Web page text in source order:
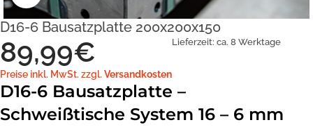
D16-6 Bausatzplatte 200x200x150
89,99€
Preise inkl. MwSt. zzgl. Versandkosten
Lieferzeit: ca. 8 Werktage
D16-6 Bausatzplatte –
Schweißtische System 16 – 6 mm